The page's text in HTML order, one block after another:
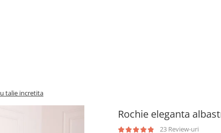
talie incretita
Rochie eleganta
23 Review-uri